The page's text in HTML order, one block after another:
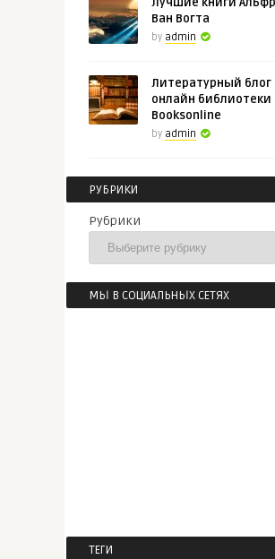
Лучшие книги
Ван Вогта
by admin
Литературный блог
онлайн библиотеки
Booksonline
by admin
РУБРИКИ
Рубрики
МЫ В СОЦИАЛЬНЫХ СЕТЯХ
ТЕГИ